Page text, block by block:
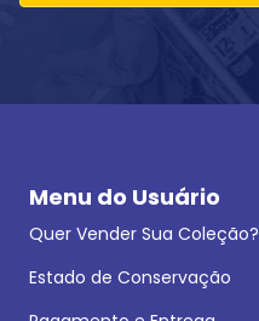
Menu do Usuário
Quer Vender Sua Coleção?
Estado de Conservação